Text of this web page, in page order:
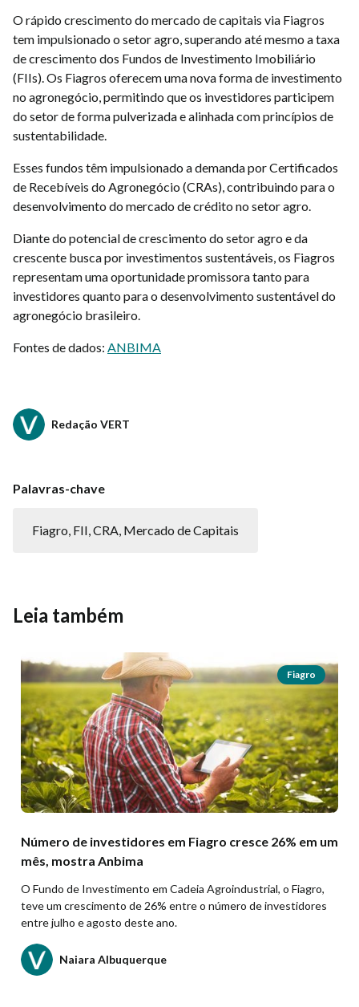
O rápido crescimento do mercado de capitais via Fiagros
tem impulsionado o setor agro, superando até mesmo a taxa
de crescimento dos Fundos de Investimento Imobiliário
(FIIs). Os Fiagros oferecem uma nova forma de investimento
no agronegócio, permitindo que os investidores participem
do setor de forma pulverizada e alinhada com princípios de
sustentabilidade.
Esses fundos têm impulsionado a demanda por Certificados
de Recebíveis do Agronegócio (CRAs), contribuindo para o
desenvolvimento do mercado de crédito no setor agro.
Diante do potencial de crescimento do setor agro e da
crescente busca por investimentos sustentáveis, os Fiagros
representam uma oportunidade promissora tanto para
investidores quanto para o desenvolvimento sustentável do
agronegócio brasileiro.
Fontes de dados: ANBIMA
Redação VERT
Palavras-chave
Fiagro, FII, CRA, Mercado de Capitais
Leia também
Fiagro
Número de investidores em Fiagro cresce 26% em um
mês, mostra Anbima
O Fundo de Investimento em Cadeia Agroindustrial, o Fiagro,
teve um crescimento de 26% entre o número de investidores
entre julho e agosto deste ano.
Naiara Albuquerque